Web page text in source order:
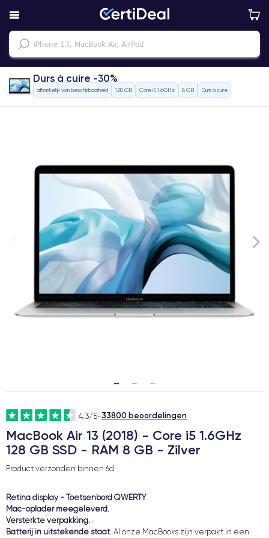
Durs à cuire -30%
afhankelijk van beschikbaarheid 128 GB Core i5 1.6GHz 8 GB Durs à cuire
4.3/5-33800 beoordelingen
MacBook Air 13 (2018) - Core i5 1.6GHz
128 GB SSD - RAM 8 GB - Zilver
Product verzonden binnen 6d
Retina display - Toetsenbord QWERTY
Mac-oplader meegeleverd.
Versterkte verpakking.
Batterij in uitstekende staat. Al onze MacBooks zijn verpakt in een